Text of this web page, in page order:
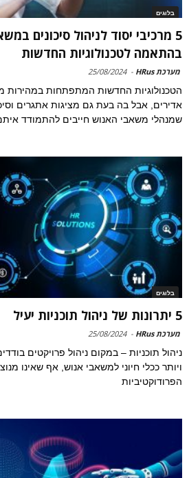
בלוגים
5 מרכיבי יסוד לניהול סיכונים
בהתאמה לטכנולוגיות החדשות
מערכת HRus -
25/08/2024
הטכנולוגיות החדשות המתפתחות במהירות
אדירים, אבל בה בעת גם מציגות אתגרים
שמנהלי משאבי האנוש חייבים להתמודד
בלוגים
5 יתרונות של ניהול תוכניות יעיל
מערכת HRus -
25/08/2024
ניהול תוכניות – במקום ניהול פרויקטים
ויותר ככלי חיוני למשאבי אנוש, אף שאינו
הפרודוקטיביות